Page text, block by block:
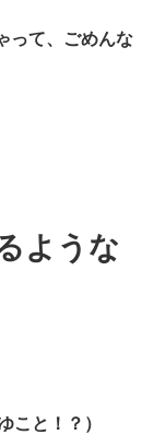
って、ごめんな
ような
こと！？）